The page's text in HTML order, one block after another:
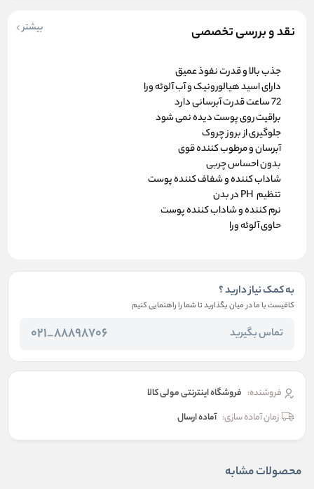
نقد و بررسی تخصصی بیشتر
جذب بالا و قدرت نفوذ عمیق
دارای اسید هیالورونیک و آب آلوئه ورا
72 ساعت قدرت آبرسانی دارد
براقیت روی پوست دیده نمی شود
جلوگیری از بروز چروک
آبرسان و مرطوب کننده قوی
بدون احساس چربی
شاداب کننده و شفاف کننده پوست
تنظیم PH در بدن
نرم کننده و شاداب کننده پوست
حاوی آلوئه ورا
به کمک نیاز دارید ؟
کافیست با ما در میان بگذارید تا شما را راهنمایی کنیم
تماس بگیرید 88898706_021
فروشنده: فروشگاه اینترنتی مولی کالا
زمان آماده سازی: آماده ارسال
محصولات مشابه